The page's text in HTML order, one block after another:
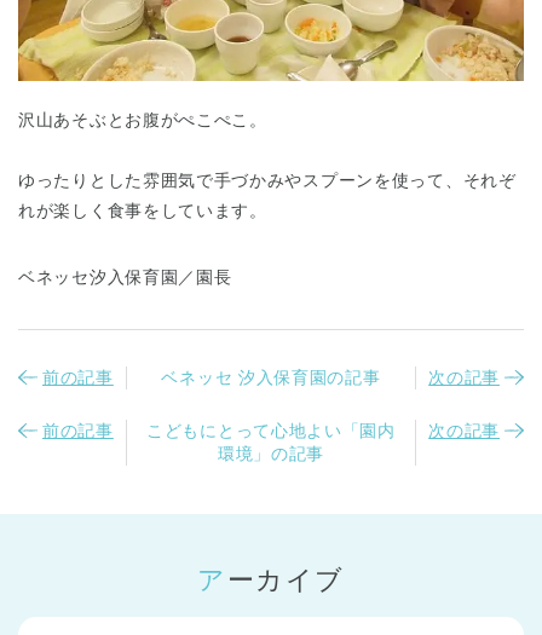
埼玉県
沢山あそぶとお腹がぺこぺこ。
ゆったりとした雰囲気で手づかみやスプーンを使って、それぞ
れが楽しく食事をしています。
ベネッセ汐入保育園／園長
前の記事 ベネッセ 汐入保育園の記事 次の記事
前の記事
こどもにとって心地よい「園内
環境」の記事
次の記事
アーカイブ